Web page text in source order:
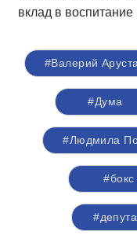
вклад в
#Валерий
#Дума
#Людмила
#бокс